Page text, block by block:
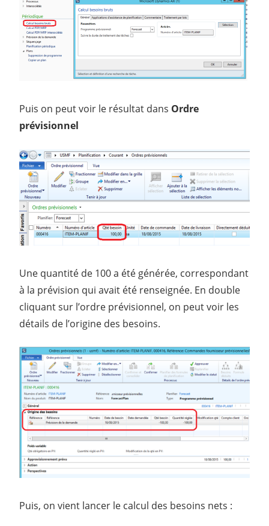
Puis on peut voir le résultat dans Ordre
prévisionnel
Une quantité de 100 a été générée, correspondant
à la prévision qui avait été renseignée. En double
cliquant sur l’ordre prévisionnel, on peut voir les
détails de l’origine des besoins.
Puis, on vient lancer le calcul des besoins nets :